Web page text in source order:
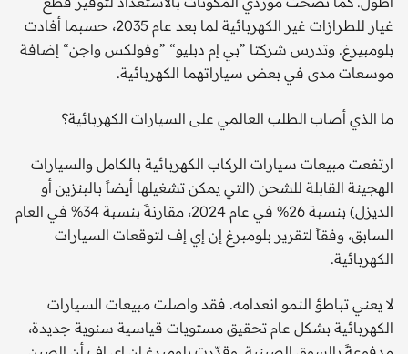
غيار للطرازات غير الكهربائية لما بعد عام 2035، حسبما أفادت
بلومبيرغ. وتدرس شركتا ”بي إم دبليو“ ”وفولكس واجن“ إضافة
موسعات مدى في بعض سياراتهما الكهربائية.
ما الذي أصاب الطلب العالمي على السيارات الكهربائية؟
ارتفعت مبيعات سيارات الركاب الكهربائية بالكامل والسيارات
الهجينة القابلة للشحن (التي يمكن تشغيلها أيضاً بالبنزين أو
الديزل) بنسبة 26% في عام 2024، مقارنةً بنسبة 34% في العام
السابق، وفقاً لتقرير بلومبرغ إن إي إف لتوقعات السيارات
الكهربائية.
لا يعني تباطؤ النمو انعدامه. فقد واصلت مبيعات السيارات
الكهربائية بشكل عام تحقيق مستويات قياسية سنوية جديدة،